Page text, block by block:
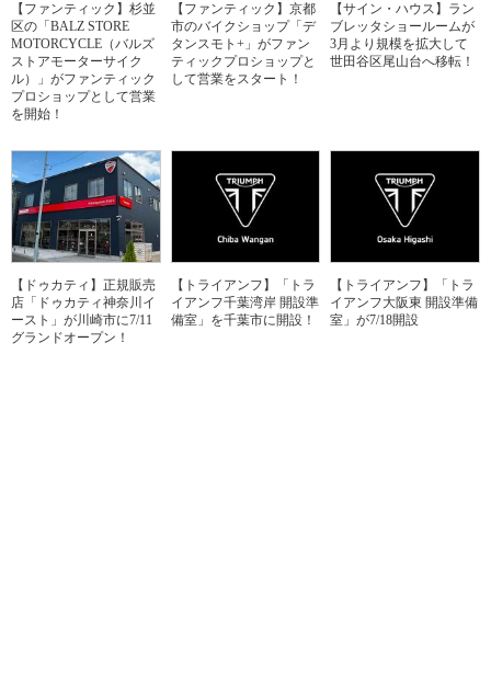
【ファンティック】杉並
区の「BALZ STORE
MOTORCYCLE（バルズ
ストアモーターサイク
ル）」がファンティック
プロショップとして営業
を開始！
【ファンティック】京都
市のバイクショップ「デ
タンスモト+」がファン
ティックプロショップと
して営業をスタート！
【サイン・ハウス】ラン
ブレッタショールームが
3月より規模を拡大して
世田谷区尾山台へ移転！
【ドゥカティ】正規販売
店「ドゥカティ神奈川イ
ースト」が川崎市に7/11
グランドオープン！
【トライアンフ】「トラ
イアンフ千葉湾岸 開設準
備室」を千葉市に開設！
【トライアンフ】「トラ
イアンフ大阪東 開設準備
室」が7/18開設